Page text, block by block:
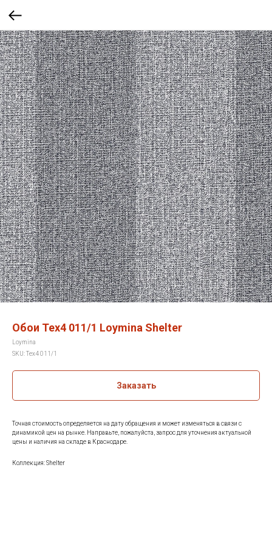
Обои Tex4 011/1 Loymina Shelter
Loymina
SKU:Tex4 011/1
Заказать
Точная стоимость определяется на дату обращения и может изменяться в связи с
динамикой цен на рынке. Направьте, пожалуйста, запрос для уточнения актуальной
цены и наличия на складе в Краснодаре.
Коллекция: Shelter